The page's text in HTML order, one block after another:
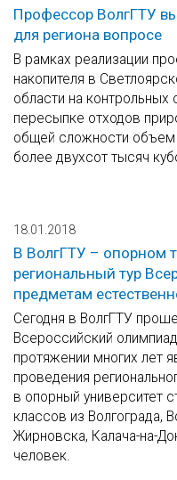
Профессор ВолгГТУ
для региона вопросе
В рамках реализации
накопителя в
области на контрольных
пересыпке отходов
общей сложности объем
более двухсот тысяч
18.01.2018
В ВолгГТУ – опорном
региональный тур
предметам
Сегодня в ВолгГТУ
Всероссийский
протяжении многих лет
проведения
в опорный университет
классов из Волгограда,
Жирновска, Калача-на-
человек.